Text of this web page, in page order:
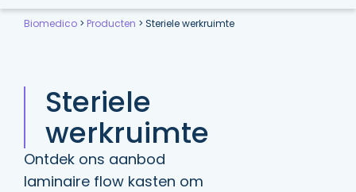
Biomedico > Producten > Steriele werkruimte
Steriele
werkruimte
Ontdek ons aanbod
laminaire flow kasten om